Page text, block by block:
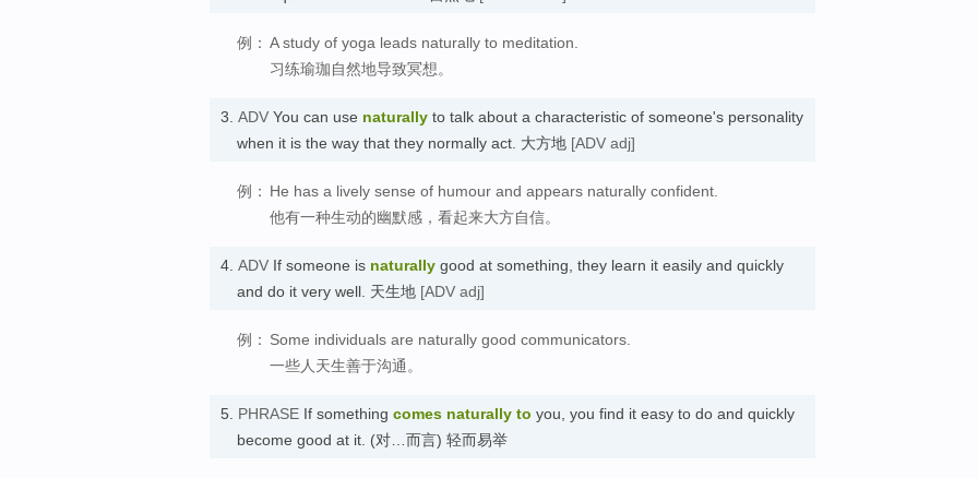
例： A study of yoga leads naturally to meditation.
习练瑜珈自然地导致冥想。
3. ADV You can use naturally to talk about a characteristic of someone's personality
when it is the way that they normally act. 大方地 [ADV adj]
例： He has a lively sense of humour and appears naturally confident.
他有一种生动的幽默感，看起来大方自信。
4. ADV If someone is naturally good at something, they learn it easily and quickly
and do it very well. 天生地 [ADV adj]
例： Some individuals are naturally good communicators.
一些人天生善于沟通。
5. PHRASE If something comes naturally to you, you find it easy to do and quickly
become good at it. (对…而言) 轻而易举